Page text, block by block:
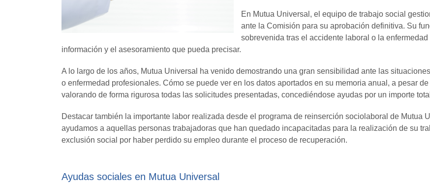
En Mutua Universal, el equipo de trabajo social
ante la Comisión para su aprobación definitiva. Su
sobrevenida tras el accidente laboral o la
información y el asesoramiento que pueda precisar.
A lo largo de los años, Mutua Universal ha venido demostrando una gran sensibilidad ante las
o enfermedad profesionales. Cómo se puede ver en los datos aportados en su memoria anual, a pesar
valorando de forma rigurosa todas las solicitudes presentadas, concediéndose ayudas por un importe
Destacar también la importante labor realizada desde el programa de reinserción sociolaboral de Mutua
ayudamos a aquellas personas trabajadoras que han quedado incapacitadas para la realización de su
exclusión social por haber perdido su empleo durante el proceso de recuperación.
Ayudas sociales en Mutua Universal